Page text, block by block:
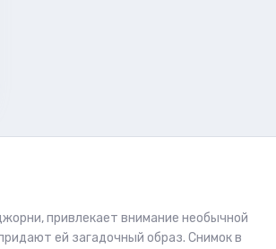
привлекает внимание необычной
ей загадочный образ. Снимок в